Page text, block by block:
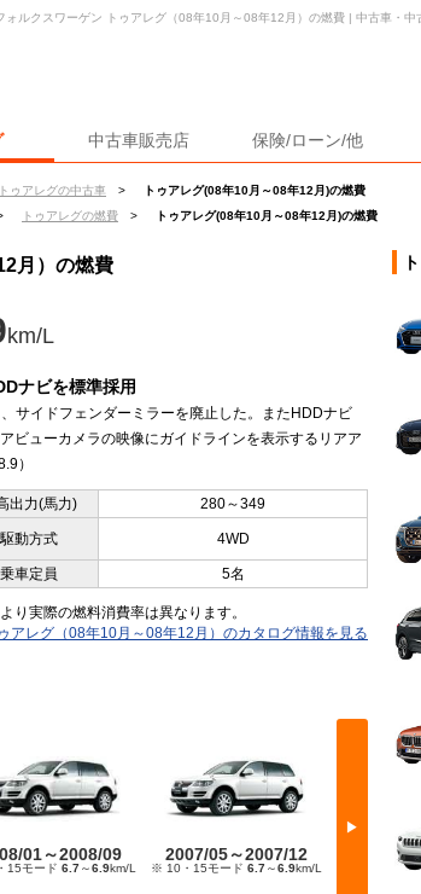
中古車販売店 保険/ローン/他
トゥアレグの中古車 >
トゥアレグ(08年10月～08年12月)の燃費
トゥアレグの燃費 > トゥアレグ(08年10月～08年12月)の燃費
ォルクスワーゲン トゥアレグ（08年10月～08年12月）の燃費 | 中古車・中
月）の燃費
km/L
ナビを標準採用
サイドフェンダーミラーを廃止した。またHDDナビ
ビューカメラの映像にガイドラインを表示するリアア
）
出力(馬力)
280～349
駆動方式 4WD
乗車定員 5名
実際の燃料消費率は異なります。
アレグ（08年10月～08年12月）のカタログ情報を見る
▶
01～2008/09
15モード 6.7～6.9km/L
2007/05～2007/12
※ 10・15モード 6.7～6.9km/L
2007/
※ 10・15モ